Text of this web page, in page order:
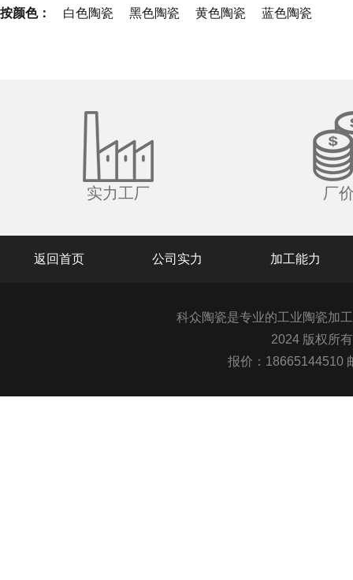
按颜色： 白色陶瓷 黑色陶瓷 黄色陶瓷 蓝色陶瓷
实力工厂 厂
返回首页 公司实力 加工能力
科众陶瓷是专业的工业陶瓷加
2024 版权所
报价：18665144510